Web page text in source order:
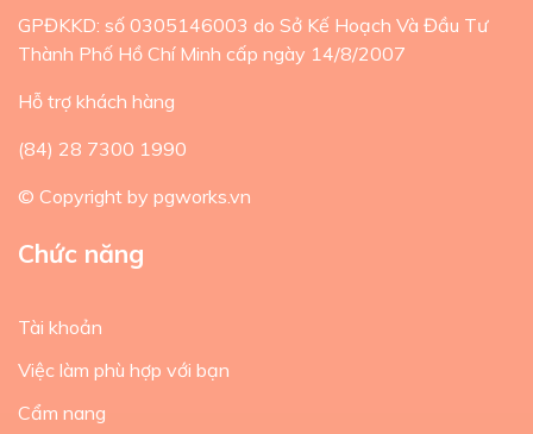
GPĐKKD: số 0305146003 do Sở Kế Hoạch Và Đầu Tư
Thành Phố Hồ Chí Minh cấp ngày 14/8/2007
Hỗ trợ khách hàng
(84) 28 7300 1990
© Copyright by pgworks.vn
Chức năng
Tài khoản
Việc làm phù hợp với bạn
Cẩm nang